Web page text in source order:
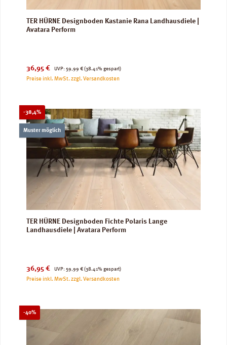
TER HÜRNE Designboden Kastanie Rana Landhausdiele |
Avatara Perform
Verkaufspreis:
36,95 € UVP:
Regulärer Preis:
59,99 € (38.41% gespart)
Preise inkl. MwSt. zzgl. Versandkosten
-38,4%Rabatt
Muster möglich
TER HÜRNE Designboden Fichte Polaris Lange
Landhausdiele | Avatara Perform
Verkaufspreis:
36,95 € UVP:
Regulärer Preis:
59,99 € (38.41% gespart)
Preise inkl. MwSt. zzgl. Versandkosten
-40%Rabatt